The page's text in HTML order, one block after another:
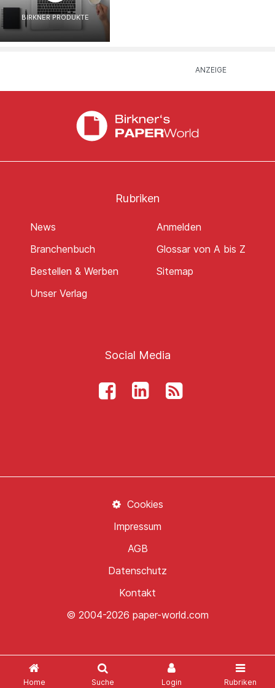
Home Suche Login Rubriken
BIRKNER PRODUKTE
Rubriken
News
Branchenbuch
Bestellen & Werben
Unser Verlag
Anmelden
Glossar von A bis Z
Sitemap
Social Media
© 2004-2026 paper-world.com
Kontakt
Datenschutz
AGB
Impressum
Cookies